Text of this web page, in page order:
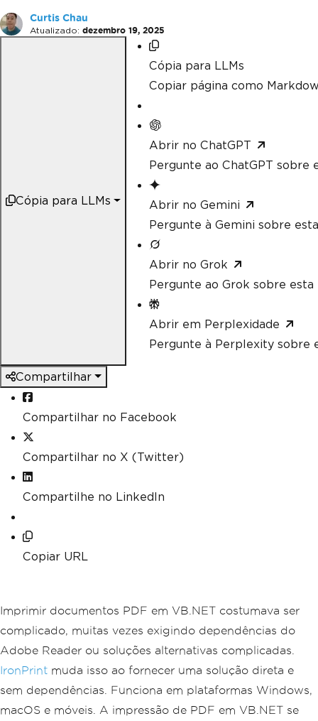
Curtis Chau
Atualizado: dezembro 19, 2025
Cópia para LLMs
Cópia para LLMs
Copiar página como
Abrir no ChatGPT
Pergunte ao ChatGPT sobre
Abrir no Gemini
Pergunte à Gemini sobre
Abrir no Grok
Pergunte ao Grok sobre esta
Abrir em Perplexidade
Pergunte à Perplexity sobre
Compartilhar
Compartilhar no Facebook
Compartilhar no X (Twitter)
Compartilhe no LinkedIn
Copiar URL
Imprimir documentos PDF em VB.NET costumava ser
complicado, muitas vezes exigindo dependências do
Adobe Reader ou soluções alternativas complicadas.
IronPrint muda isso ao fornecer uma solução direta e
sem dependências. Funciona em plataformas Windows,
macOS e móveis. A impressão de PDF em VB.NET se